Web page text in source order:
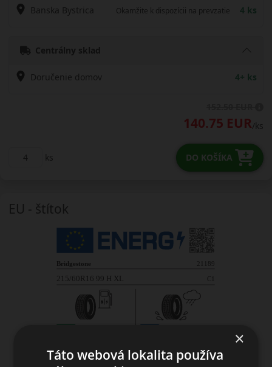
Banska Bystrica
Okamžite k dispozícii na prevzatie 4 ks
Centrálny sklad
Doručenie domov 4+ ks
140.75 EUR/ks
ks DO KOŠÍKA
EU - štítok
×
Táto webová lokalita používa